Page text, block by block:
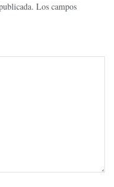
Los campos